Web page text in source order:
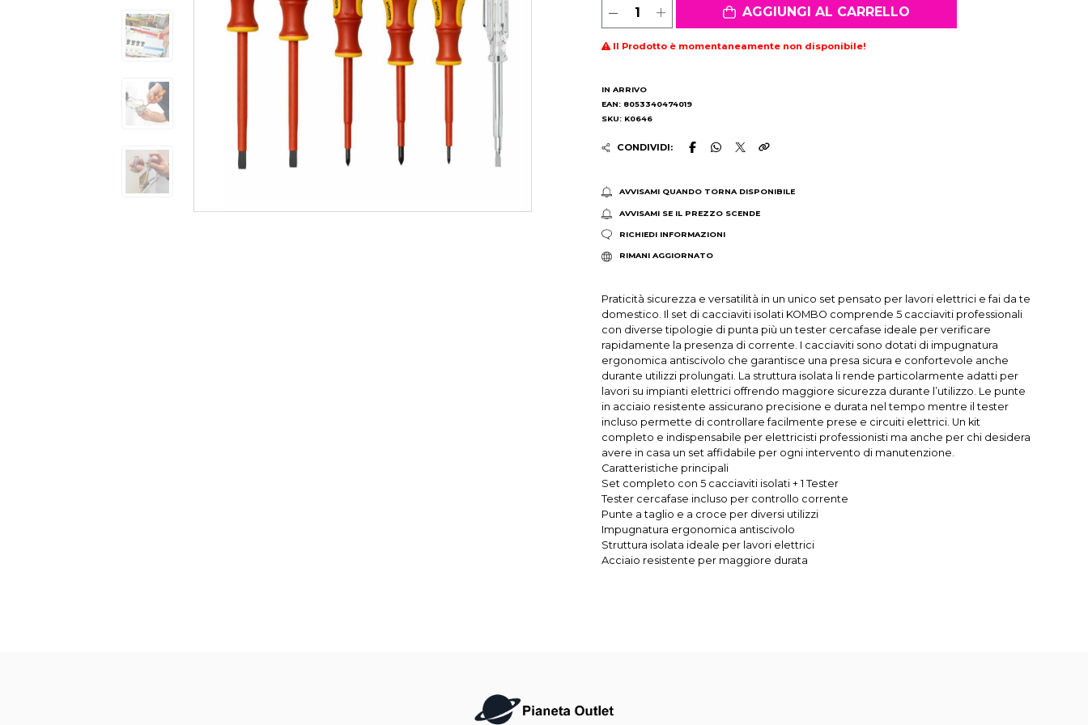
AGGIUNGI AL CARRELLO
Il Prodotto è momentaneamente non disponibile!
IN ARRIVO
EAN: 8053340474019
SKU: K0646
CONDIVIDI:
AVVISAMI QUANDO TORNA DISPONIBILE
AVVISAMI SE IL PREZZO SCENDE
RICHIEDI INFORMAZIONI
RIMANI AGGIORNATO
Praticità sicurezza e versatilità in un unico set pensato per lavori elettrici e fai da te
domestico. Il set di cacciaviti isolati KOMBO comprende 5 cacciaviti professionali
con diverse tipologie di punta più un tester cercafase ideale per verificare
rapidamente la presenza di corrente. I cacciaviti sono dotati di impugnatura
ergonomica antiscivolo che garantisce una presa sicura e confortevole anche
durante utilizzi prolungati. La struttura isolata li rende particolarmente adatti per
lavori su impianti elettrici offrendo maggiore sicurezza durante l’utilizzo. Le punte
in acciaio resistente assicurano precisione e durata nel tempo mentre il tester
incluso permette di controllare facilmente prese e circuiti elettrici. Un kit
completo e indispensabile per elettricisti professionisti ma anche per chi desidera
avere in casa un set affidabile per ogni intervento di manutenzione.
Caratteristiche principali
Set completo con 5 cacciaviti isolati + 1 Tester
Tester cercafase incluso per controllo corrente
Punte a taglio e a croce per diversi utilizzi
Impugnatura ergonomica antiscivolo
Struttura isolata ideale per lavori elettrici
Acciaio resistente per maggiore durata